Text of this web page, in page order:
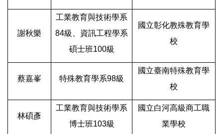
謝秋樂
工業教育與技術學系
84級、資訊工程學系
碩士班100級
國立彰化教殊教育學
校
蔡嘉峯 特殊教育學系98級
國立臺南特殊教育學
校
林碩彥
工業教育與技術學系
博士班103級
國立白河高級商工職
業學校